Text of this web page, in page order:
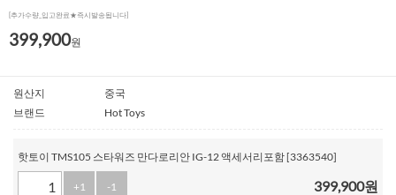
[추가수량_입고완료★즉시발송됩니다]
399,900원
원산지
중국
브랜드
Hot Toys
핫토이 TMS105 스타워즈 만다로리안 IG-12 액세서리포함 [3363540]
+1 -1 399,900원